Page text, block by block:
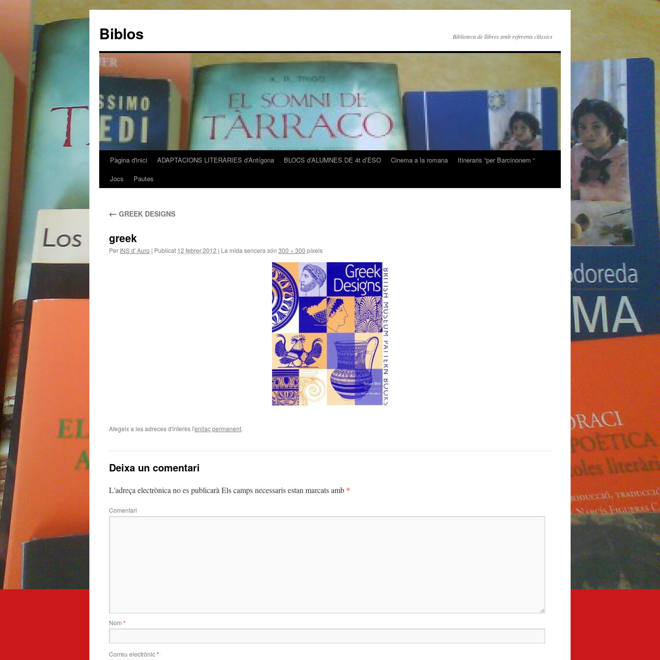
Biblos Biblioteca de llibres amb referents clàssics
VésPàgina d'inici ADAPTACIONS LITERÀRIES d’Antígona BLOCS d’ALUMNES DE 4t d’ESO Cinema a la romana
Itineraris “per Barcinonem “
Jocs
Pautes
← GREEK DESIGNS
greek
Per INS d' Auro | Publicat 12 febrer 2012 | La mida sencera són 300 × 300 píxels
Afegeix a les adreces d'interès l'enllaç permanent.
Deixa un comentari
L'adreça electrònica no es publicarà Els camps necessaris estan marcats amb *
Comentari
Nom *
Correu electrònic*